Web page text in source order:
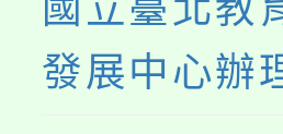
國立臺北教
發展中心辦